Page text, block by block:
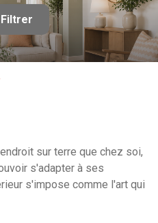
Filtrer
sur terre que chez soi,
s'adapter à ses
s'impose comme l'art qui